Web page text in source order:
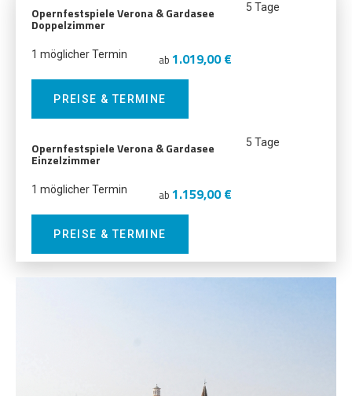
Opernfestspiele Verona & Gardasee
Doppelzimmer
5 Tage
1 möglicher Termin ab 1.019,00 €
PREISE & TERMINE
Opernfestspiele Verona & Gardasee
Einzelzimmer
5 Tage
1 möglicher Termin ab 1.159,00 €
PREISE & TERMINE